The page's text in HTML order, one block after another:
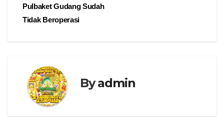
Pulbaket Gudang Sudah
Tidak Beroperasi
Byadmin